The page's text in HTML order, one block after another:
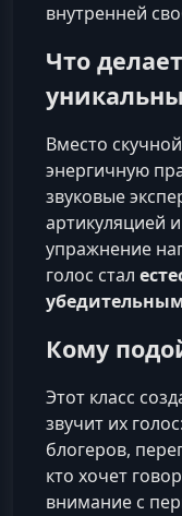
внутренней
Что
Вместо
энергичную
звуковые
артикуляцией
упражнение
голос стал
Кому
Этот класс
звучит их
блогеров,
кто хочет
внимание с